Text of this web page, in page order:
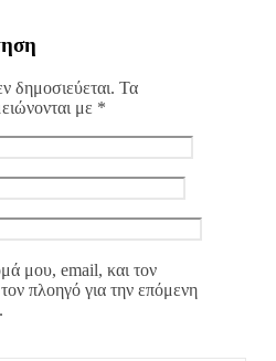
δημοσιεύεται. Τα
με *
μου, email, και τον
πλοηγό για την επόμενη